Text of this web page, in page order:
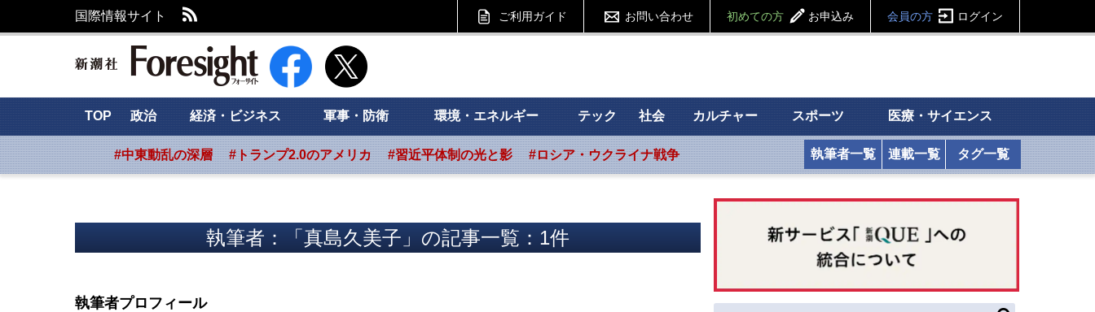
国際情報サイト ご利用ガイド お問い合わせ 初めての方 お申込み 会員の方 ログイン
新潮社 Foresight フォーサイト
TOP 政治 経済・ビジネス 軍事・防衛 環境・エネルギー テック 社会 カルチャー スポーツ 医療・サイエンス
#中東動乱の深層 #トランプ2.0のアメリカ #習近平体制の光と影 #ロシア・ウクライナ戦争 執筆者一覧 連載一覧 タグ一覧
執筆者：「真島久美子」の記事一覧：1件
執筆者プロフィール